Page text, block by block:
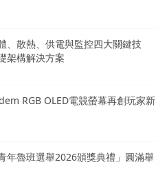
、散熱、供電與監控四大關鍵技
架構解決方案
RGB OLED電競螢幕再創玩家新
年魯班選舉2026頒獎典禮」圓滿舉